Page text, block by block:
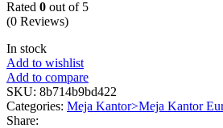
Rated 0 out of 5
(0 Reviews)
In stock
Add to wishlist
Add to compare
SKU: 8b714b9bd422
Categories: Meja Kantor>Meja Kantor
Share: